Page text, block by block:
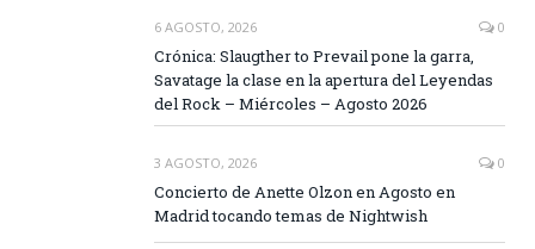
6 AGOSTO, 2026 0
Crónica: Slaugther to Prevail pone la garra,
Savatage la clase en la apertura del Leyendas
del Rock – Miércoles – Agosto 2026
3 AGOSTO, 2026 0
Concierto de Anette Olzon en Agosto en
Madrid tocando temas de Nightwish